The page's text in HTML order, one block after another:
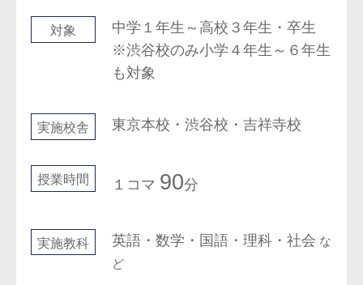
対象
中学１年生～高校３年生・卒生
※渋谷校のみ小学４年生～６年生
も対象
実施校舎 東京本校・渋谷校・吉祥寺校
授業時間 １コマ 90分
実施教科 英語・数学・国語・理科・社会 な
ど